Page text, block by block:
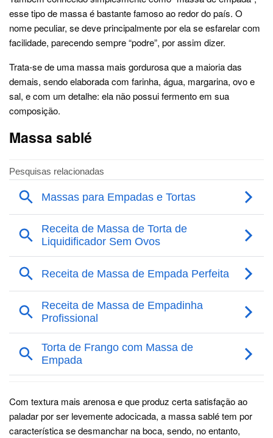
esse tipo de massa é bastante famoso ao redor do país. O
nome peculiar, se deve principalmente por ela se esfarelar com
facilidade, parecendo sempre “podre”, por assim dizer.
Trata-se de uma massa mais gordurosa que a maioria das
demais, sendo elaborada com farinha, água, margarina, ovo e
sal, e com um detalhe: ela não possui fermento em sua
composição.
Massa sablé
Com textura mais arenosa e que produz certa satisfação ao
paladar por ser levemente adocicada, a massa sablé tem por
característica se desmanchar na boca, sendo, no entanto,